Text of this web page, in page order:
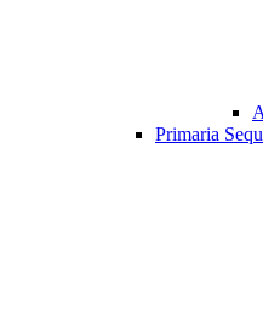
Primaria